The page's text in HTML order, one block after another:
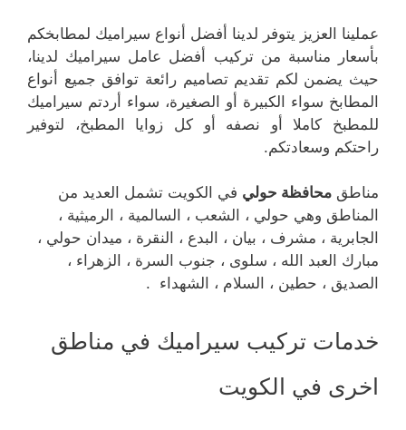
عملينا العزيز يتوفر لدينا أفضل أنواع سيراميك لمطابخكم
بأسعار مناسبة من تركيب أفضل عامل سيراميك لدينا،
حيث يضمن لكم تقديم تصاميم رائعة توافق جميع أنواع
المطابخ سواء الكبيرة أو الصغيرة، سواء أردتم سيراميك
للمطبخ كاملا أو نصفه أو كل زوايا المطبخ، لتوفير
راحتكم وسعادتكم.
مناطق محافظة حولي في الكويت تشمل العديد من
المناطق وهي حولي ، الشعب ، السالمية ، الرميثية ،
الجابرية ، مشرف ، بيان ، البدع ، النقرة ، ميدان حولي ،
مبارك العبد الله ، سلوى ، جنوب السرة ، الزهراء ،
الصديق ، حطين ، السلام ، الشهداء .
خدمات تركيب سيراميك في مناطق
اخرى في الكويت